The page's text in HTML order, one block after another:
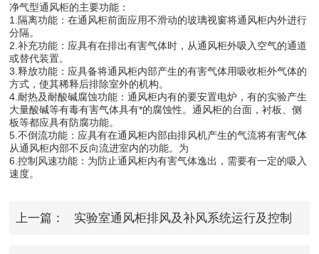
净气型通风柜的主要功能：
1.隔离功能：在通风柜前面应用不滑动的玻璃视窗将通风柜内外进行
分隔。
2.补充功能：应具有在排出有害气体时，从通风柜外吸入空气的通道
或替代装置。
3.释放功能：应具备将通风柜内部产生的有害气体用吸收柜外气体的
方式，使其稀释后排除室外的机构。
4.耐热及耐酸碱腐蚀功能：通风柜内有的要安置电炉，有的实验产生
大量酸碱等有毒有害气体具有*的腐蚀性。通风柜的台面，衬板、侧
板等都应具有防腐功能。
5.不倒流功能：应具有在通风柜内部由排风机产生的气流将有害气体
从通风柜内部不反向流进室内的功能。为
6.控制风速功能：为防止通风柜内有害气体逸出，需要有一定的吸入
速度。
上一篇： 实验室通风柜排风及补风系统运行及控制